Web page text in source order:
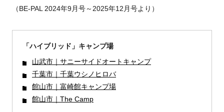
（BE-PAL 2024年9月号～2025年12月号より）
「ハイブリッド」キャンプ場
山武市｜サニーサイドオートキャンプ
千葉市｜千葉ウシノヒロバ
館山市｜富崎館キャンプ場
館山市｜The Camp